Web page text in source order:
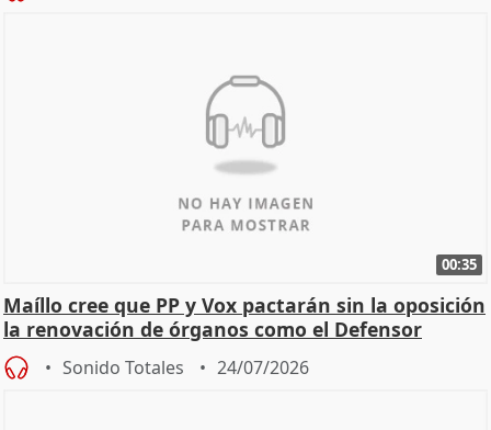
00:35
Maíllo cree que PP y Vox pactarán sin la oposición
la renovación de órganos como el Defensor
Sonido Totales 24/07/2026